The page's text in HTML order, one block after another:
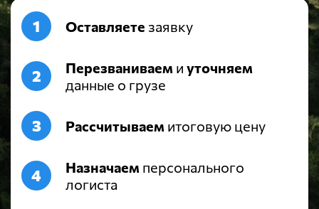
Оставляете заявку
Перезваниваем и уточняем
данные о грузе
Рассчитываем итоговую цену
Назначаем персонального
логиста